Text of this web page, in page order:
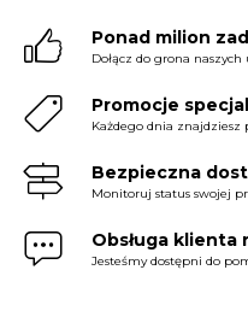
Ponad milion
Dołącz do grona
Promocje
Każdego dnia
Bezpieczna
Monitoruj status swojej
Obsługa klienta
Jesteśmy dostępni do